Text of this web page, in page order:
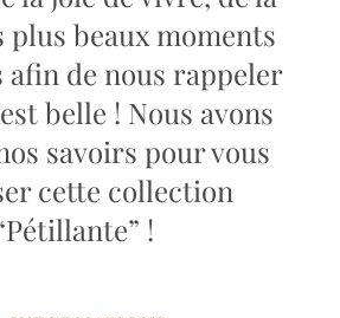
plus beaux moments
afin de nous rappeler
belle ! Nous avons
savoirs pour vous
cette collection
!